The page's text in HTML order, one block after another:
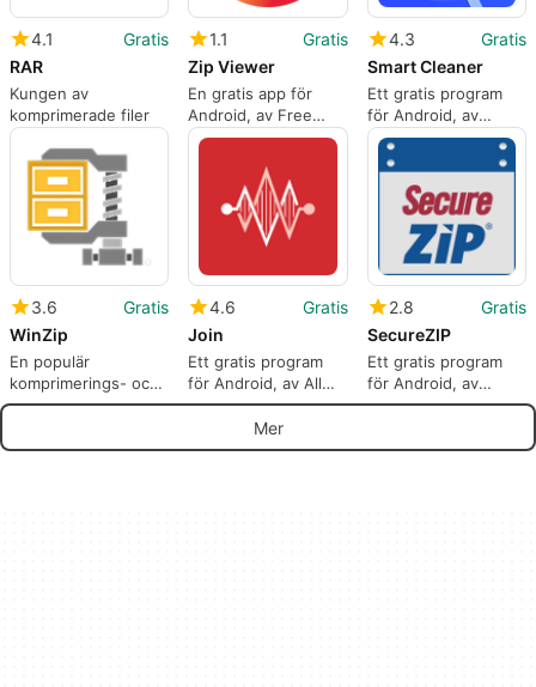
4.1
Gratis
RAR
Kungen av
komprimerade filer
1.1
Gratis
Zip Viewer
En gratis app för
Android, av Free
Music Radio Music
4.3
Gratis
Smart Cleaner
Ett gratis program
för Android, av
annajiao.
3.6
Gratis
WinZip
En populär
komprimerings- och
fil-delningsapp
4.6
Gratis
Join
Ett gratis program
för Android, av Allm
Inc..
2.8
Gratis
SecureZIP
Ett gratis program
för Android, av
PKWARE INC..
Mer